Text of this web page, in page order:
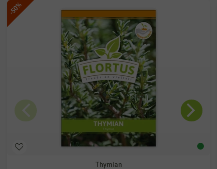
-50%
Thymian